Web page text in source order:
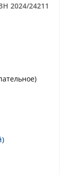
2024/24211